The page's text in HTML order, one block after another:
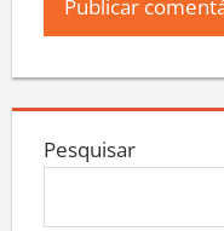
Pesquisar